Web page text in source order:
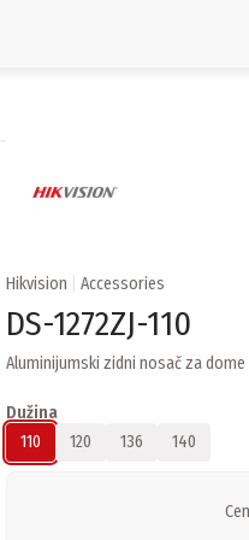
Hikvision Accessories
DS-1272ZJ-110
Aluminijumski zidni nosač za dome
Dužina
110
120 136 140